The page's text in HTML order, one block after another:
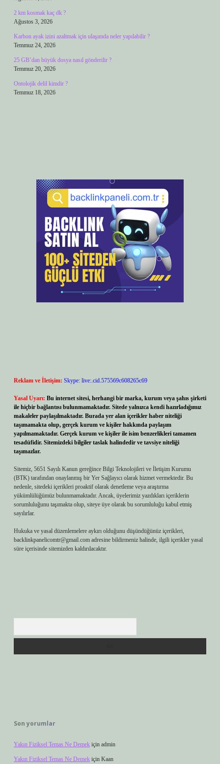
2 km kosmak kaç dk ?
Ağustos 3, 2026
Karbon ayak izini azaltmak için ulaşımda neler yapılabilir ?
Temmuz 24, 2026
25 GB’dan büyük dosya nasıl gönderilir ?
Temmuz 20, 2026
Ontolojik delil kimdir ?
Temmuz 18, 2026
Reklam ve İletişim: Skype: live:.cid.575569c608265c69
Yasal Uyarı: Bu internet sitesi, herhangi bir marka, kurum veya şahıs şirketi
ile hiçbir bağlantısı bulunmamaktadır. Sitede yalnızca kendi hazırladığımız
makaleler paylaşılmaktadır. Burada yer alan içerikler haber niteliği
taşımamakta olup, gerçek kurum ve kişiler hakkında paylaşım
yapılmamaktadır. Gerçek kurum ve kişiler ile isim benzerlikleri tamamen
tesadüfidir. Sitemizdeki bilgiler taslak halindedir ve tavsiye niteliği
taşımazlar.
Sitemiz, 5651 Sayılı Kanun gereğince Bilgi Teknolojileri ve İletişim Kurumu
(BTK) tarafından onaylanmış bir Yer Sağlayıcı olarak hizmet vermektedir. Bu
nedenle, sitedeki içerikleri proaktif olarak denetleme veya araştırma
yükümlülüğümüz bulunmamaktadır. Ancak, üyelerimiz yazdıkları içeriklerin
sorumluluğunu taşımakta olup, siteye üye olarak bu sorumluluğu kabul etmiş
sayılırlar.
Hukuka ve yasal düzenlemelere aykırı olduğunu düşündüğünüz içerikleri,
backlinkpanelicomtr@gmail.com adresine bildirmeniz halinde, ilgili içerikler yasal
süre içerisinde sitemizden kaldırılacaktır.
Son yorumlar
Yakın Fiziksel Temas Ne Demek için admin
Yakın Fiziksel Temas Ne Demek için Kaan